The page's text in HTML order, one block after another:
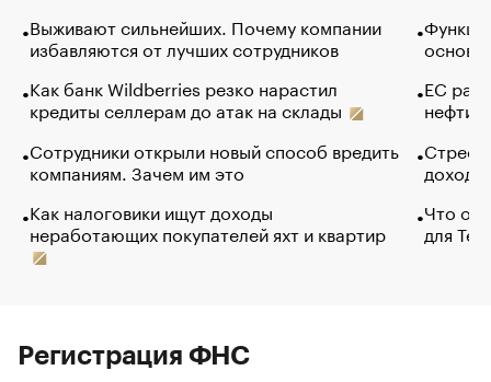
Выживают сильнейших. Почему компании
избавляются от лучших сотрудников
Как банк Wildberries резко нарастил
кредиты селлерам до атак на склады
Сотрудники открыли новый способ вредить
компаниям. Зачем им это
Как налоговики ищут доходы
неработающих покупателей яхт и квартир
основ
ЕС
нефти
Что
для
Регистрация ФНС